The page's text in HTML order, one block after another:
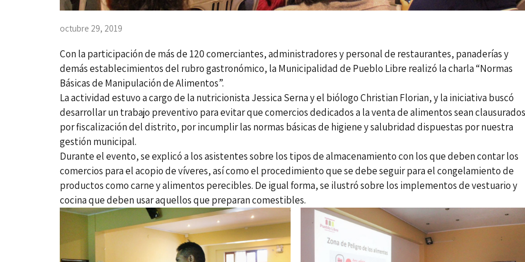
octubre 29, 2019
Con la participación de más de 120 comerciantes, administradores y personal de restaurantes, panaderías y
demás establecimientos del rubro gastronómico, la Municipalidad de Pueblo Libre realizó la charla “Normas
Básicas de Manipulación de Alimentos”.
La actividad estuvo a cargo de la nutricionista Jessica Serna y el biólogo Christian Florian, y la iniciativa buscó
desarrollar un trabajo preventivo para evitar que comercios dedicados a la venta de alimentos sean clausurados
por fiscalización del distrito, por incumplir las normas básicas de higiene y salubridad dispuestas por nuestra
gestión municipal.
Durante el evento, se explicó a los asistentes sobre los tipos de almacenamiento con los que deben contar los
comercios para el acopio de víveres, así como el procedimiento que se debe seguir para el congelamiento de
productos como carne y alimentos perecibles. De igual forma, se ilustró sobre los implementos de vestuario y
cocina que deben usar aquellos que preparan comestibles.